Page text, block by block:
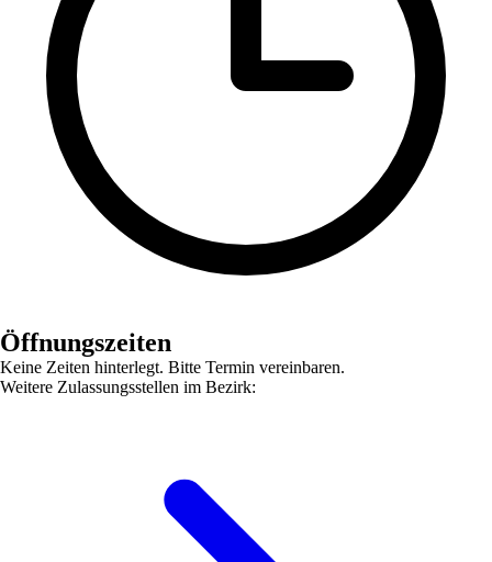
Öffnungszeiten
Keine Zeiten hinterlegt. Bitte Termin vereinbaren.
Weitere Zulassungsstellen im Bezirk: